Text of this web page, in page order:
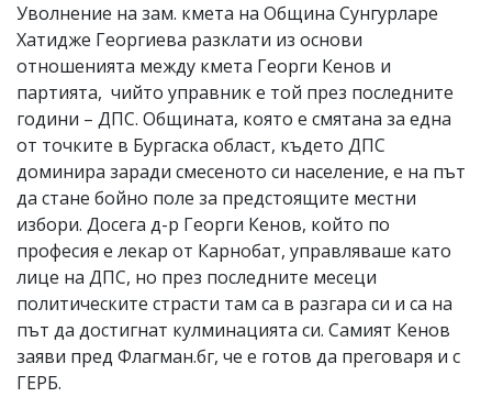
Уволнение на зам. кмета на Община Сунгурларе
Хатидже Георгиева разклати из основи
отношенията между кмета Георги Кенов и
партията, чийто управник е той през последните
години – ДПС. Общината, която е смятана за една
от точките в Бургаска област, където ДПС
доминира заради смесеното си население, е на път
да стане бойно поле за предстоящите местни
избори. Досега д-р Георги Кенов, който по
професия е лекар от Карнобат, управляваше като
лице на ДПС, но през последните месеци
политическите страсти там са в разгара си и са на
път да достигнат кулминацията си. Самият Кенов
заяви пред Флагман.бг, че е готов да преговаря и с
ГЕРБ.